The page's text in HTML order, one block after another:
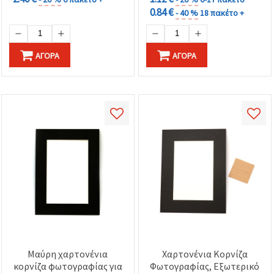
ΑΓΟΡΆ
0.84 €- 40 %18 πακέτο +
ΑΓΟΡΆ
Μαύρη χαρτονένια
κορνίζα φωτογραφίας για
Χαρτονένια Κορνίζα
Φωτογραφίας, Εξωτερικό